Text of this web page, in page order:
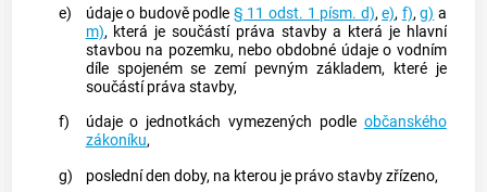
e)
údaje o budověpodle § 11 odst. 1 písm. d),e), f),g) a
m), která je součástí práva stavby a která je hlavní
stavbou na pozemku, nebo obdobné údaje o vodním
díle spojeném se zemí pevným základem, které je
součástí práva stavby,
f)
údaje o jednotkách vymezených podle občanského
zákoníku,
g)
poslední den doby, na kterou je právo stavby zřízeno,